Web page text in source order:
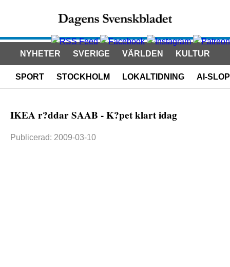
NYHETER SVERIGE VÄRLDEN KULTUR
SPORT STOCKHOLM LOKALTIDNING AI-SLOP
IKEA r?ddar SAAB - K?pet klart idag
Publicerad: 2009-03-10